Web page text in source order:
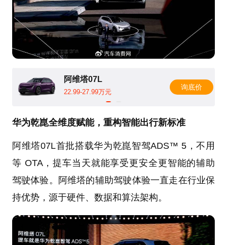
阿维塔07L
22.99-27.99万元
询底价
华为乾崑全维度赋能，重构智能出行新标准
阿维塔07L首批搭载华为乾崑智驾ADS™ 5，不用
等 OTA，提车当天就能享受更安全更智能的辅助
驾驶体验。阿维塔的辅助驾驶体验一直走在行业保
持优势，源于硬件、数据和算法架构。